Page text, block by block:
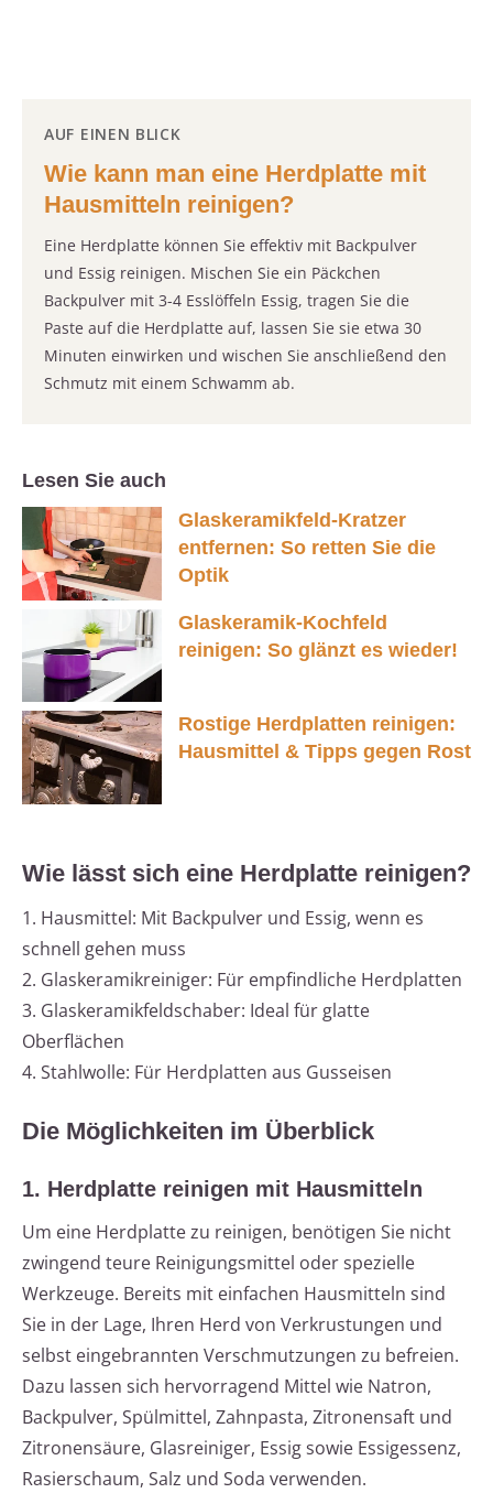
AUF EINEN BLICK
Wie kann man eine Herdplatte mit
Hausmitteln reinigen?
Eine Herdplatte können Sie effektiv mit Backpulver
und Essig reinigen. Mischen Sie ein Päckchen
Backpulver mit 3-4 Esslöffeln Essig, tragen Sie die
Paste auf die Herdplatte auf, lassen Sie sie etwa 30
Minuten einwirken und wischen Sie anschließend den
Schmutz mit einem Schwamm ab.
Lesen Sie auch
Glaskeramikfeld-Kratzer
entfernen: So retten Sie die
Optik
Glaskeramik-Kochfeld
reinigen: So glänzt es wieder!
Rostige Herdplatten reinigen:
Hausmittel & Tipps gegen Rost
Wie lässt sich eine Herdplatte reinigen?
1. Hausmittel: Mit Backpulver und Essig, wenn es
schnell gehen muss
2. Glaskeramikreiniger: Für empfindliche Herdplatten
3. Glaskeramikfeldschaber: Ideal für glatte
Oberflächen
4. Stahlwolle: Für Herdplatten aus Gusseisen
Die Möglichkeiten im Überblick
1. Herdplatte reinigen mit Hausmitteln
Um eine Herdplatte zu reinigen, benötigen Sie nicht
zwingend teure Reinigungsmittel oder spezielle
Werkzeuge. Bereits mit einfachen Hausmitteln sind
Sie in der Lage, Ihren Herd von Verkrustungen und
selbst eingebrannten Verschmutzungen zu befreien.
Dazu lassen sich hervorragend Mittel wie Natron,
Backpulver, Spülmittel, Zahnpasta, Zitronensaft und
Zitronensäure, Glasreiniger, Essig sowie Essigessenz,
Rasierschaum, Salz und Soda verwenden.